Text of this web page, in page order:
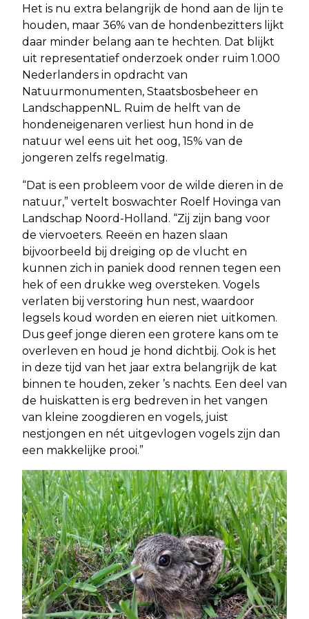
Het is nu extra belangrijk de hond aan de lijn te
houden, maar 36% van de hondenbezitters lijkt
daar minder belang aan te hechten. Dat blijkt
uit representatief onderzoek onder ruim 1.000
Nederlanders in opdracht van
Natuurmonumenten, Staatsbosbeheer en
LandschappenNL. Ruim de helft van de
hondeneigenaren verliest hun hond in de
natuur wel eens uit het oog, 15% van de
jongeren zelfs regelmatig.
“Dat is een probleem voor de wilde dieren in de
natuur,” vertelt boswachter Roelf Hovinga van
Landschap Noord-Holland. “Zij zijn bang voor
de viervoeters. Reeën en hazen slaan
bijvoorbeeld bij dreiging op de vlucht en
kunnen zich in paniek dood rennen tegen een
hek of een drukke weg oversteken. Vogels
verlaten bij verstoring hun nest, waardoor
legsels koud worden en eieren niet uitkomen.
Dus geef jonge dieren een grotere kans om te
overleven en houd je hond dichtbij. Ook is het
in deze tijd van het jaar extra belangrijk de kat
binnen te houden, zeker ’s nachts. Een deel van
de huiskatten is erg bedreven in het vangen
van kleine zoogdieren en vogels, juist
nestjongen en nét uitgevlogen vogels zijn dan
een makkelijke prooi.”